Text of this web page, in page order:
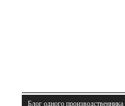
Блог одного производственника